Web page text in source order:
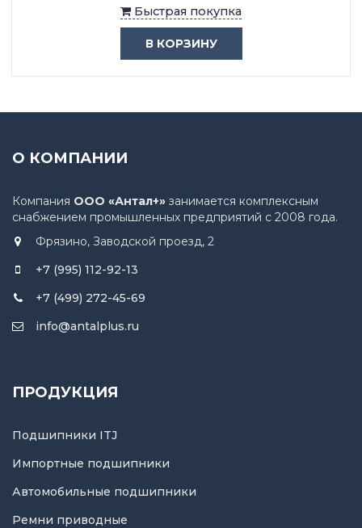
Быстрая покупка
В КОРЗИНУ
О КОМПАНИИ
Компания ООО «Антал+» занимается комплексным
снабжением промышленных предприятий с 2008 года.
Фрязино, Заводской проезд, 2
+7 (995) 112-92-13
+7 (499) 272-45-69
info@antalplus.ru
ПРОДУКЦИЯ
Подшипники ITJ
Импортные подшипники
Автомобильные подшипники
Ремни приводные